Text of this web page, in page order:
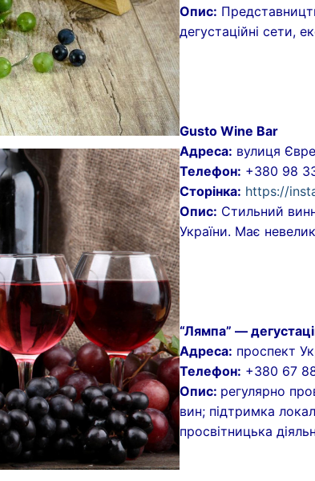
Опис:
дегустаційні сети,
Gusto Wine Bar
Адреса: вулиця
Телефон: +380 98
Сторінка: https://
Опис: Стильний
України. Має
“Лямпа” —
Адреса: проспект
Телефон: +380 67
Опис: регулярно
вин; підтримка
просвітницька